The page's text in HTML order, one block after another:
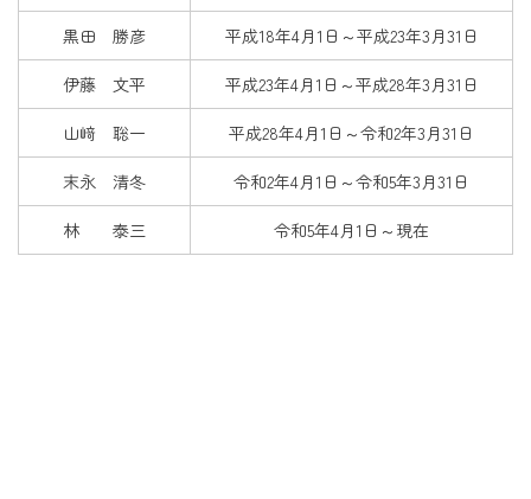
黒田 勝彦 平成18年4月1日～平成23年3月31日
伊藤 文平 平成23年4月1日～平成28年3月31日
山﨑 聡一 平成28年4月1日～令和2年3月31日
末永 清冬 令和2年4月1日～令和5年3月31日
林 泰三 令和5年4月1日～現在